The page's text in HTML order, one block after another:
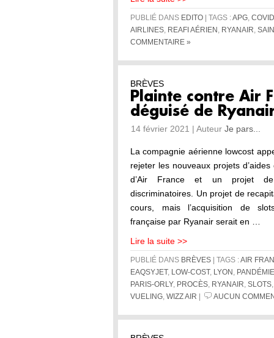
PUBLIÉ DANS EDITO | TAGS :APG COVID
AIRLINES
REAFI AÉRIEN RYANAIR
COMMENTAIRE »
BRÈVES
Plainte contre Air
déguisé de
14 février 2021 | Auteur Je pars...
La compagnie aérienne lowcost
rejeter les nouveaux projets
d’Air France et un projet de
discriminatoires. Un projet de
cours, mais l’acquisition de
française par Ryanair serait en …
Lire la suite >>
PUBLIÉ DANS BRÈVES | TAGS :AIR
EAQSYJET, LOW-COST, LYON
PANDÉMIE
PARIS-ORLY, PROCÈS RYANAIR SLOTS
VUELING WIZZ AIR AUCUN